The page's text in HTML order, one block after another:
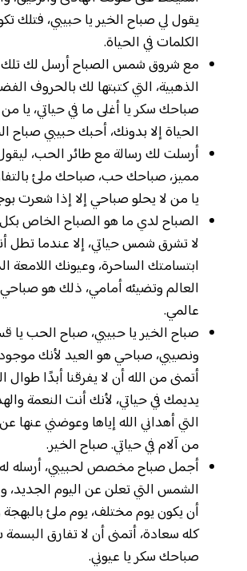
يقول لي صباح الخير يا حبيبي، فتلك
الكلمات في الحياة.
مع شروق شمس الصباح أرسل لك تلك
الذهبية، التي كتبتها لك بالحروف
صباحك سكر يا أغلى ما في حياتي، يا من
الحياة إلا بدونك، أحبك حبيبي صباح
أرسلت لك رسالة مع طائر الحب،
مميز، صباحك حب، صباحك ملئ
يا من لا يحلو صباحي إلا إذا شعرت
الصباح لدي ما هو الصباح الخاص بكل
لا تشرق شمس حياتي، إلا عندما تطل
ابتسامتك الساحرة، وعيونك اللامعة
العالم وتضيئه أمامي، ذلك هو
عالمي.
صباح الخير يا حبيبي، صباح الحب يا
ونصيبي، صباحي هو العيد لأنك موجود
أتمنى من الله أن لا يفرقنا أبدًا طوال
يديمك في حياتي، لأنك أنت النعمة
التي أهداني الله إياها وعوضني عنها
من آلام في حياتي. صباح الخير.
أجمل صباح مخصص لحبيبي، أرسله
الشمس التي تعلن عن اليوم الجديد،
أن يكون يوم مختلف، يوم ملئ بالبهجة
كله سعادة، أتمنى أن لا تفارق
صباحك سكر يا عيوني.